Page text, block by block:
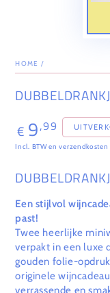
HOME /
Normale
prijs
€ 9,99
Incl. BTW en
Een stijlvol
past!
Twee heerlijke
verpakt in een luxe
gouden folie-
originele
verrassende en